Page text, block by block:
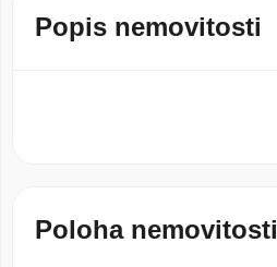
Popis nemovitosti
Poloha nemovitosti